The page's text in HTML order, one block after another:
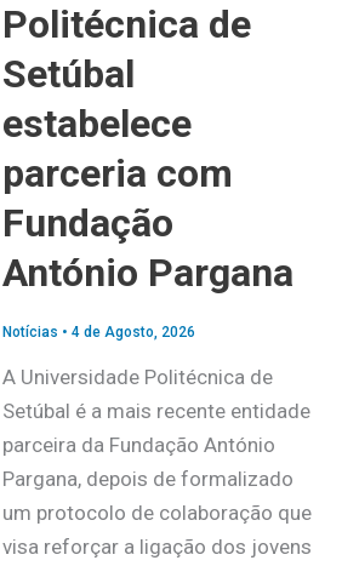
Politécnica de
Setúbal
estabelece
parceria com
Fundação
António Pargana
Notícias • 4 de Agosto, 2026
A Universidade Politécnica de
Setúbal é a mais recente entidade
parceira da Fundação António
Pargana, depois de formalizado
um protocolo de colaboração que
visa reforçar a ligação dos jovens